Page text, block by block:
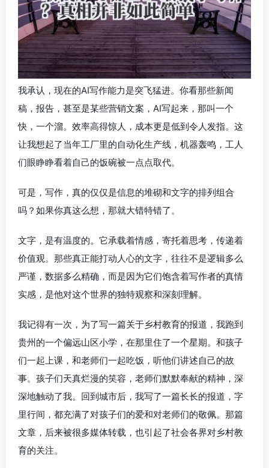
我承认，现在的AI写作能力是突飞猛进。你看那些新闻
稿，报告，甚至是某些营销文案，AI写起来，那叫一个
快，一个溜。效率高得惊人，成本更是低到令人发指。这
让我想起了当年工厂里的自动化生产线，机器轰鸣，工人
们眼睁睁看着自己的饭碗被一点点取代。
可是，写作，真的仅仅是信息的堆砌和文字的排列组合
吗？如果你真这么想，那就大错特错了。
文字，是有温度的。它承载着情感，寄托着思考，传递着
价值观。那些真正能打动人心的文字，往往不是逻辑多么
严谨，数据多么精确，而是因为它们饱含着写作者的真情
实感，是他对这个世界的独特观察和深刻理解。
我记得有一次，为了写一篇关于乡村教育的报道，我跑到
贵州的一个偏远山区小学，在那里住了一个星期。和孩子
们一起上课，和老师们一起吃饭，听他们讲述自己的故
事。孩子们天真烂漫的笑容，老师们默默奉献的精神，深
深地触动了我。回到城市后，我写了一篇长长的报道，字
里行间，都充满了对孩子们的爱和对老师们的敬佩。那篇
文章，后来被很多媒体转载，也引起了社会各界对乡村教
育的关注。